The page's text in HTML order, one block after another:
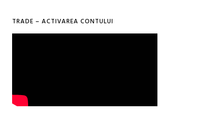
TRADE – ACTIVAREA CONTULUI